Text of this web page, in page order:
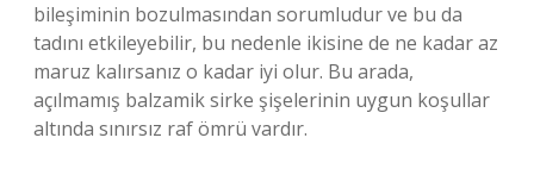
bileşiminin bozulmasından sorumludur ve bu da
tadını etkileyebilir, bu nedenle ikisine de ne kadar az
maruz kalırsanız o kadar iyi olur. Bu arada,
açılmamış balzamik sirke şişelerinin uygun koşullar
altında sınırsız raf ömrü vardır.